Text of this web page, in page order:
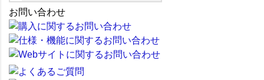
お問い合わせ